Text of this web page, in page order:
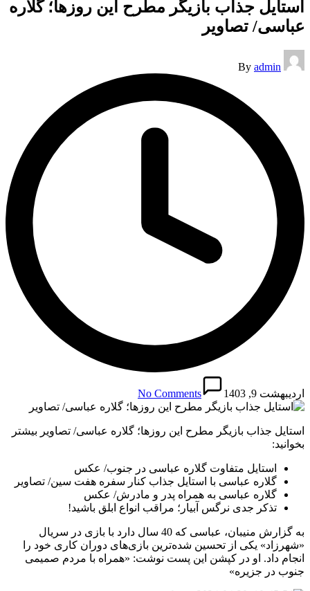
استایل جذاب بازیگر مطرح این روزها؛ گلاره
عباسی/ تصاویر
Posted
by
By admin
اردیبهشت 9, 1403 No Comments
استایل جذاب بازیگر مطرح این روزها؛ گلاره عباسی/ تصاویر بیشتر
بخوانید:
استایل متفاوت گلاره عباسی در جنوب/ عکس
گلاره عباسی با استایل جذاب کنار سفره هفت سین/ تصاویر
گلاره عباسی به همراه پدر و مادرش/ عکس
تذکر جدی نرگس آبیار؛ مراقب انواع ابلق باشید!
به گزارش منیبان، عباسی که 40 سال دارد با بازی در سریال
«شهرزاد» یکی از تحسین شده‌ترین بازی‌های دوران کاری خود را
انجام داد. او در کپشن این پست نوشت: «همراه با مردم صمیمی
جنوب در جزیره»